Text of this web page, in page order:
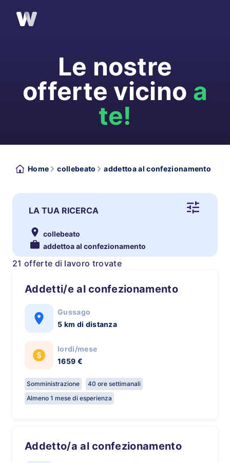
Le nostre
offerte vicino a
te!
Home collebeato addettoa al confezionamento
LA TUA RICERCA
collebeato
addettoa al confezionamento
21 offerte di lavoro trovate
Addetti/e al confezionamento
Gussago
5 km di distanza
lordi/mese
1659 €
Somministrazione
40 ore settimanali
Almeno 1 mese di esperienza
Addetto/a al confezionamento